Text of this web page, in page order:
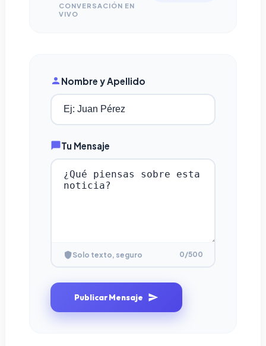
CONVERSACIÓN EN
VIVO
Nombre y Apellido
Tu Mensaje
Solo texto, seguro 0/500
Publicar Mensaje